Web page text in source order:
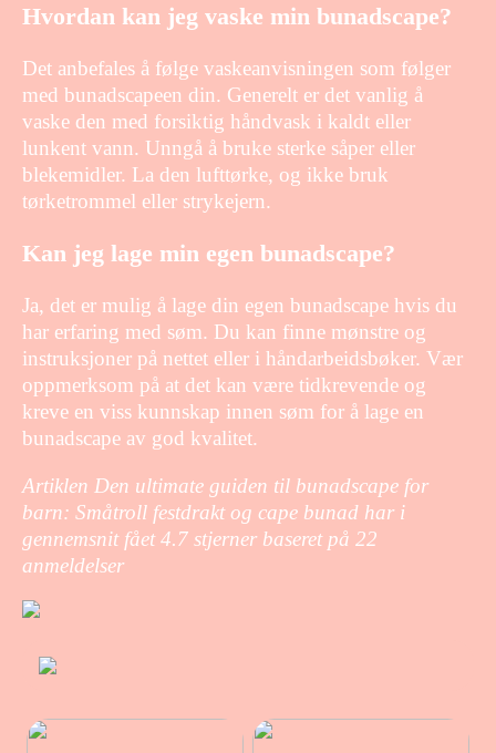
Hvordan kan jeg vaske min bunadscape?
Det anbefales å følge vaskeanvisningen som følger
med bunadscapeen din. Generelt er det vanlig å
vaske den med forsiktig håndvask i kaldt eller
lunkent vann. Unngå å bruke sterke såper eller
blekemidler. La den lufttørke, og ikke bruk
tørketrommel eller strykejern.
Kan jeg lage min egen bunadscape?
Ja, det er mulig å lage din egen bunadscape hvis du
har erfaring med søm. Du kan finne mønstre og
instruksjoner på nettet eller i håndarbeidsbøker. Vær
oppmerksom på at det kan være tidkrevende og
kreve en viss kunnskap innen søm for å lage en
bunadscape av god kvalitet.
Artiklen Den ultimate guiden til bunadscape for
barn: Småtroll festdrakt og cape bunad har i
gennemsnit fået4.7 stjerner baseret på 22
anmeldelser